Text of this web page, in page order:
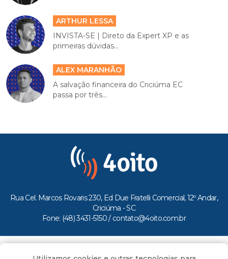
ARTHUR LESSA
INVISTA-SE | Direto da Expert XP e as
primeiras dúvidas...
ALEX MARANHÃO
A salvação financeira do Criciúma EC
passa por três...
Rua Cel. Marcos Rovaris 230, Ed Due Fratelli Comercial, 12º Andar,
Criciúma - SC
Fone: (48) 3431-5150 / contato@4oito.com.br